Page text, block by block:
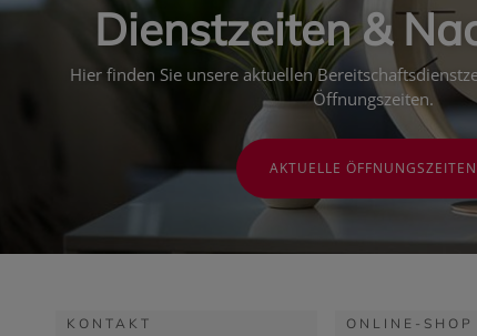
Dienstzeiten &
Hier finden Sie unsere aktuellen
Öffnungszeiten.
AKTUELLE ÖFFNUNGSZEITEN
KONTAKT ONLINE-SHOP